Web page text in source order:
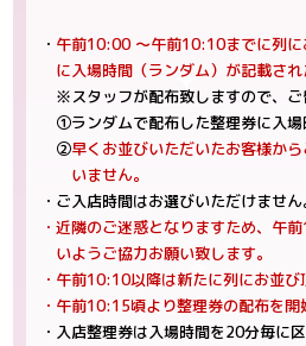
・ 午前10:00 ～午前10:10までに列に
に入場時間（ランダム）が記載され
※スタッフが配布致しますので、ご
①ランダムで配布した整理券に入場
②早くお並びいただいたお客様か
いません。
・ご入店時間はお選びいただけません
・近隣のご迷惑となりますため、午
いようご協力お願い致します。
・午前10:10以降は新たに列にお並び
・午前10:15頃より整理券の配布を開
・入店整理券は入場時間を20分毎に